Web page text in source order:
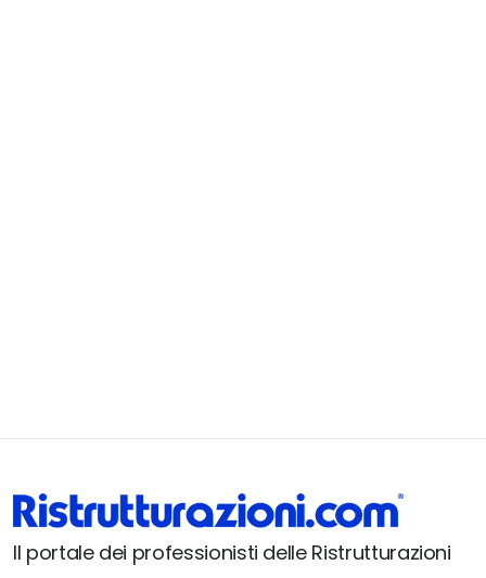
Il portale dei professionisti delle Ristrutturazioni